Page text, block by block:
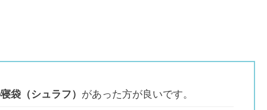
袋（シュラフ） があった方が良いです。